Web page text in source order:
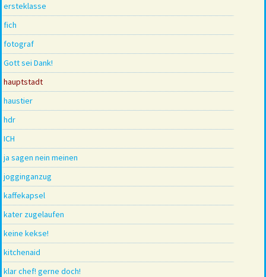
ersteklasse
fich
fotograf
Gott sei Dank!
hauptstadt
haustier
hdr
ICH
ja sagen nein meinen
jogginganzug
kaffekapsel
kater zugelaufen
keine kekse!
kitchenaid
klar chef! gerne doch!